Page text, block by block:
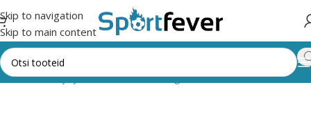
Skip to navigation
Skip to main content
ja jõusaal Muud treeningvahendid Muud vahendid